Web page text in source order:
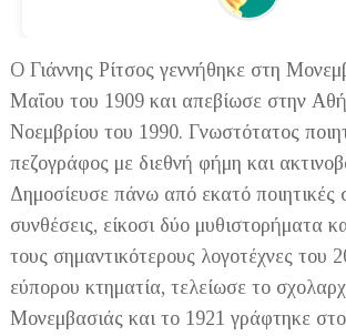
Ο Γιάννης Ρίτσος γεννήθηκε στη
Μαΐου του 1909 και απεβίωσε στην
Νοεμβρίου του 1990. Γνωστότατος
πεζογράφος με διεθνή φήμη και
Δημοσίευσε πάνω από εκατό ποιητικές
συνθέσεις, είκοσι δύο μυθιστορήματα
τους σημαντικότερους λογοτέχνες του
εύπορου κτηματία, τελείωσε το
Μονεμβασιάς και το 1921 γράφτηκε